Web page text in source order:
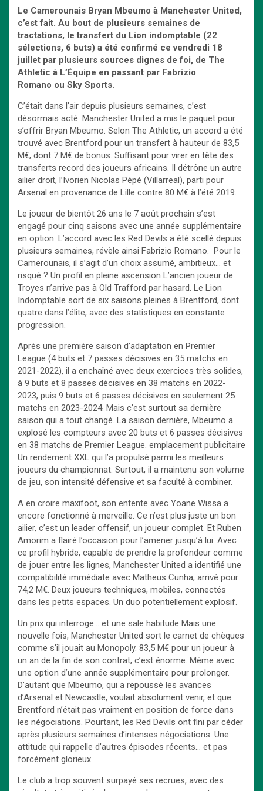
Le Camerounais Bryan Mbeumo à Manchester United,
c’est fait. Au bout de plusieurs semaines de
tractations, le transfert du Lion indomptable (22
sélections, 6 buts) a été confirmé ce vendredi 18
juillet par plusieurs sources dignes de foi, de The
Athletic à L’Équipe en passant par Fabrizio
Romano ou Sky Sports.
C’était dans l’air depuis plusieurs semaines, c’est
désormais acté. Manchester United a mis le paquet pour
s’offrir Bryan Mbeumo. Selon The Athletic, un accord a été
trouvé avec Brentford pour un transfert à hauteur de 83,5
M€, dont 7 M€ de bonus. Suffisant pour virer en tête des
transferts record des joueurs africains. Il détrône un autre
ailier droit, l’Ivorien Nicolas Pépé (Villarreal), parti pour
Arsenal en provenance de Lille contre 80 M€ à l’été 2019.
Le joueur de bientôt 26 ans le 7 août prochain s’est
engagé pour cinq saisons avec une année supplémentaire
en option. L’accord avec les Red Devils a été scellé depuis
plusieurs semaines, révèle ainsi Fabrizio Romano. Pour le
Camerounais, il s’agit d’un choix assumé, ambitieux… et
risqué ? Un profil en pleine ascension L’ancien joueur de
Troyes n’arrive pas à Old Trafford par hasard. Le Lion
Indomptable sort de six saisons pleines à Brentford, dont
quatre dans l’élite, avec des statistiques en constante
progression.
Après une première saison d’adaptation en Premier
League (4 buts et 7 passes décisives en 35 matchs en
2021-2022), il a enchaîné avec deux exercices très solides,
à 9 buts et 8 passes décisives en 38 matchs en 2022-
2023, puis 9 buts et 6 passes décisives en seulement 25
matchs en 2023-2024. Mais c’est surtout sa dernière
saison qui a tout changé. La saison dernière, Mbeumo a
explosé les compteurs avec 20 buts et 6 passes décisives
en 38 matchs de Premier League. emplacement publicitaire
Un rendement XXL qui l’a propulsé parmi les meilleurs
joueurs du championnat. Surtout, il a maintenu son volume
de jeu, son intensité défensive et sa faculté à combiner.
A en croire maxifoot, son entente avec Yoane Wissa a
encore fonctionné à merveille. Ce n’est plus juste un bon
ailier, c’est un leader offensif, un joueur complet. Et Ruben
Amorim a flairé l’occasion pour l’amener jusqu’à lui. Avec
ce profil hybride, capable de prendre la profondeur comme
de jouer entre les lignes, Manchester United a identifié une
compatibilité immédiate avec Matheus Cunha, arrivé pour
74,2 M€. Deux joueurs techniques, mobiles, connectés
dans les petits espaces. Un duo potentiellement explosif.
Un prix qui interroge… et une sale habitude Mais une
nouvelle fois, Manchester United sort le carnet de chèques
comme s’il jouait au Monopoly. 83,5 M€ pour un joueur à
un an de la fin de son contrat, c’est énorme. Même avec
une option d’une année supplémentaire pour prolonger.
D’autant que Mbeumo, qui a repoussé les avances
d’Arsenal et Newcastle, voulait absolument venir, et que
Brentford n’était pas vraiment en position de force dans
les négociations. Pourtant, les Red Devils ont fini par céder
après plusieurs semaines d’intenses négociations. Une
attitude qui rappelle d’autres épisodes récents… et pas
forcément glorieux.
Le club a trop souvent surpayé ses recrues, avec des